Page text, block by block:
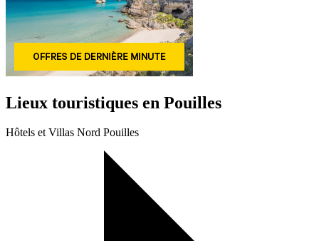
Lieux touristiques en Pouilles
Hôtels et Villas Nord Pouilles